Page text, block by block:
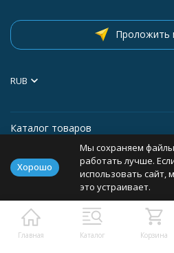
Главная Каталог Корзина
Проложить
RUB
Каталог товаров
Информация
Политика персональных данных
Хорошо
Мы сохраняем файлы
работать лучше.
использовать сайт,
это устраивает.